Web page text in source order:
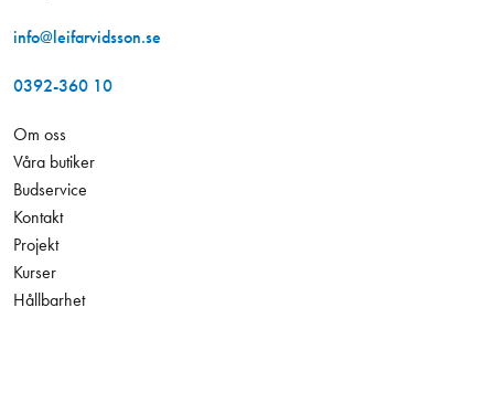
info@leifarvidsson.se
0392-360 10
Om oss
Våra butiker
Budservice
Kontakt
Projekt
Kurser
Hållbarhet